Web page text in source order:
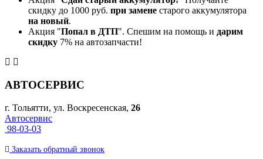
скидку до 1000 руб. при замене старого аккумулятора
на новый.
Акция "Попал в ДТП". Спешим на помощь и дарим
скидку 7% на автозапчасти!
АВТОСЕРВИС
г. Тольятти, ул. Воскресенская, 26
Автосервис
98-03-03
Заказать обратный звонок